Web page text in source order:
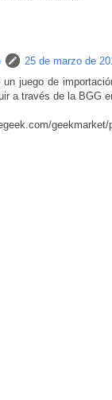
25 de marzo de
un juego de
a través de la BGG
geekmarket/